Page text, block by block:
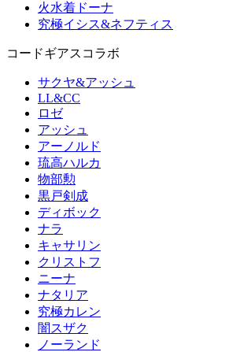
火水着ドーナ
究極イシス&ネフティス
コードギアスコラボ
サクヤ&アッシュ
LL&CC
ロゼ
アッシュ
アーノルド
琉高ハルカ
物部勲
黒戸剣成
ディボック
ナラ
キャサリン
クリストフ
ニーナ
ナタリア
究極カレン
闇スザク
ノーランド